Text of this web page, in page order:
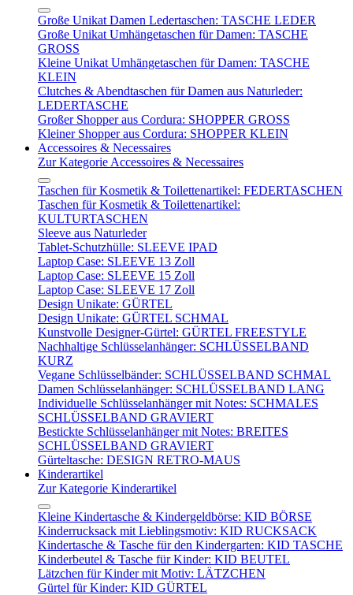
Große Unikat Damen Ledertaschen: TASCHE LEDER
Große Unikat Umhängetaschen für Damen: TASCHE
GROSS
Kleine Unikat Umhängetaschen für Damen: TASCHE
KLEIN
Clutches & Abendtaschen für Damen aus Naturleder:
LEDERTASCHE
Großer Shopper aus Cordura: SHOPPER GROSS
Kleiner Shopper aus Cordura: SHOPPER KLEIN
Accessoires & Necessaires
Zur Kategorie Accessoires & Necessaires
Taschen für Kosmetik & Toilettenartikel: FEDERTASCHEN
Taschen für Kosmetik & Toilettenartikel:
KULTURTASCHEN
Sleeve aus Naturleder
Tablet-Schutzhülle: SLEEVE IPAD
Laptop Case: SLEEVE 13 Zoll
Laptop Case: SLEEVE 15 Zoll
Laptop Case: SLEEVE 17 Zoll
Design Unikate: GÜRTEL
Design Unikate: GÜRTEL SCHMAL
Kunstvolle Designer-Gürtel: GÜRTEL FREESTYLE
Nachhaltige Schlüsselanhänger: SCHLÜSSELBAND
KURZ
Vegane Schlüsselbänder: SCHLÜSSELBAND SCHMAL
Damen Schlüsselanhänger: SCHLÜSSELBAND LANG
Individuelle Schlüsselanhänger mit Notes: SCHMALES
SCHLÜSSELBAND GRAVIERT
Bestickte Schlüsselanhänger mit Notes: BREITES
SCHLÜSSELBAND GRAVIERT
Gürteltasche: DESIGN RETRO-MAUS
Kinderartikel
Zur Kategorie Kinderartikel
Kleine Kindertasche & Kindergeldbörse: KID BÖRSE
Kinderrucksack mit Lieblingsmotiv: KID RUCKSACK
Kindertasche & Tasche für den Kindergarten: KID TASCHE
Kinderbeutel & Tasche für Kinder: KID BEUTEL
Lätzchen für Kinder mit Motiv: LÄTZCHEN
Gürtel für Kinder: KID GÜRTEL